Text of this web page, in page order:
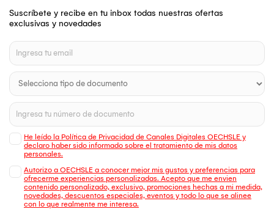
Suscríbete y recibe en tu inbox todas nuestras ofertas
exclusivas y novedades
He leído la Política de Privacidad de Canales Digitales OECHSLE y
declaro haber sido informado sobre el tratamiento de mis datos
personales.
Autorizo a OECHSLE a conocer mejor mis gustos y preferencias para
ofrecerme experiencias personalizadas. Acepto que me envien
contenido personalizado, exclusivo, promociones hechas a mi medida,
novedades, descuentos especiales, eventos y todo lo que se alinee
con lo que realmente me interesa.